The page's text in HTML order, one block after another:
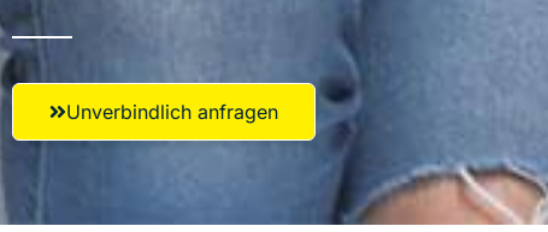
Unverbindlich anfragen